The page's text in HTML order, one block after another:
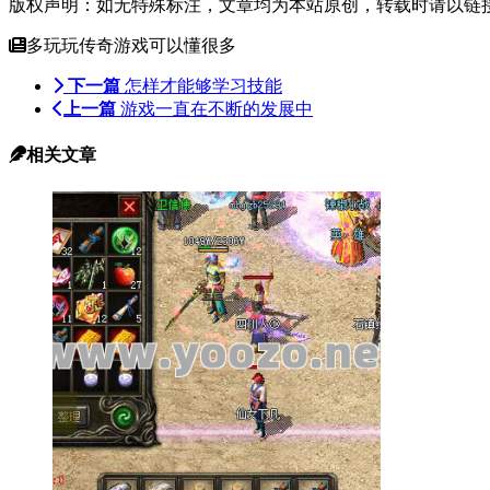
版权声明：如无特殊标注，文章均为本站原创，转载时请以链
多玩玩传奇游戏可以懂很多
下一篇 怎样才能够学习技能
上一篇 游戏一直在不断的发展中
相关文章